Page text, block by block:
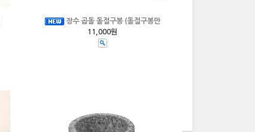
장수 곱돌 돌절구봉 (돌절구봉만
11,000원